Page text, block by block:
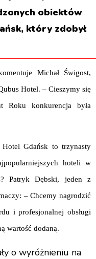
obiektów
który zdobył
Michał Świgost,
Hotel. – Cieszymy się
konkurencja była
Gdańsk to trzynasty
hoteli w
Patryk Dębski, jeden z
– Chcemy nagrodzić
i profesjonalnej obsługi
wartość dodaną.
o wyróżnieniu na